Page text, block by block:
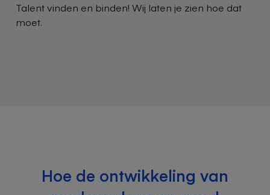
Talentvinden en binden! Wij laten je zien hoe dat
moet.
Hoe de ontwikkeling van